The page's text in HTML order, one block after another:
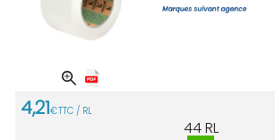
4,21€TTC / RL
44RL